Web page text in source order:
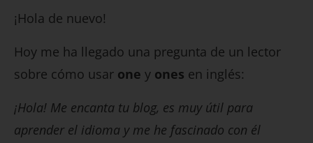
¡Hola de nuevo!
Hoy me ha llegado una pregunta de un lector
sobre cómo usar one y ones en inglés:
¡Hola! Me encanta tu blog, es muy útil para
aprender el idioma y me he fascinado con él